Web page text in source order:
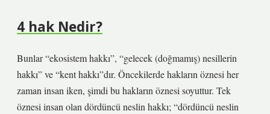
4 hak Nedir?
Bunlar “ekosistem hakkı”, “gelecek (doğmamış) nesillerin
hakkı” ve “kent hakkı”dır. Öncekilerde hakların öznesi her
zaman insan iken, şimdi bu hakların öznesi soyuttur. Tek
öznesi insan olan dördüncü neslin hakkı; “dördüncü neslin